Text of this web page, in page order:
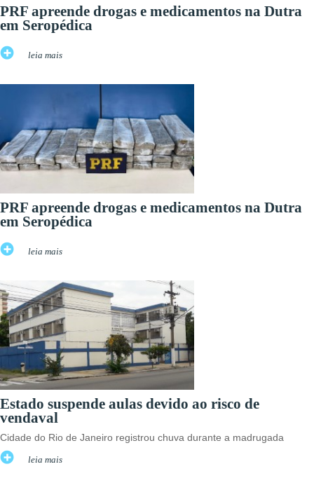
PRF apreende drogas e medicamentos na Dutra
em Seropédica
leia mais
PRF apreende drogas e medicamentos na Dutra
em Seropédica
leia mais
Estado suspende aulas devido ao risco de
vendaval
Cidade do Rio de Janeiro registrou chuva durante a madrugada
leia mais